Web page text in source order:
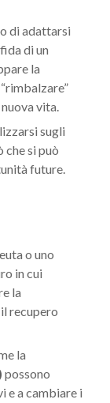
di adattarsi
di un
la
vita.
sugli
si può
future.
o uno
in cui
la
recupero
la
possono
e a cambiare i